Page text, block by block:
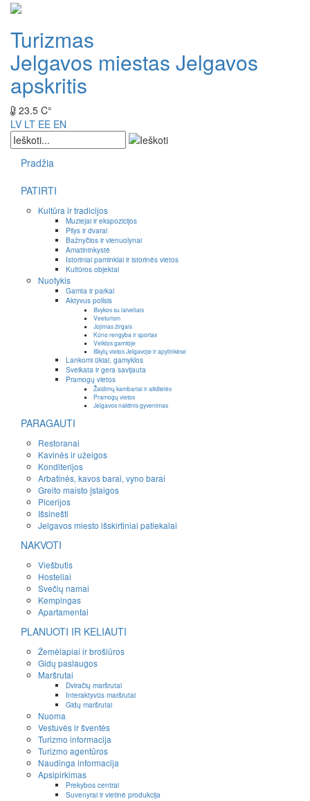
Turizmas
Jelgavos miestas Jelgavos
apskritis
23.5 C°
LV LT EE EN
Pradžia
PATIRTI
Kultūra ir tradicijos
Muziejai ir ekspozicijos
Pilys ir dvarai
Bažnyčios ir vienuolynai
Amatininkystė
Istoriniai paminklai ir istorinės vietos
Kultūros objektai
Nuotykis
Gamta ir parkai
Aktyvus poilsis
Išvykos su laiveliais
Veeturism
Jojimas žirgais
Kūno rengyba ir sportas
Veiklos gamtoje
Iškylų vietos Jelgavoje ir apylinkėse
Lankomi ūkiai, gamyklos
Sveikata ir gera savijauta
Pramogų vietos
Žaidimų kambariai ir aikštelės
Pramogų vietos
Jelgavos naktinis gyvenimas
PARAGAUTI
Restoranai
Kavinės ir užeigos
Konditerijos
Arbatinės, kavos barai, vyno barai
Greito maisto įstaigos
Picerijos
Išsinešti
Jelgavos miesto išskirtiniai patiekalai
NAKVOTI
Viešbutis
Hosteliai
Svečių namai
Kempingas
Apartamentai
PLANUOTI IR KELIAUTI
Žemėlapiai ir brošiūros
Gidų paslaugos
Maršrutai
Dviračių maršrutai
Interaktyvūs maršrutai
Gidų maršrutai
Nuoma
Vestuvės ir šventės
Turizmo informacija
Turizmo agentūros
Naudinga informacija
Apsipirkimas
Prekybos centrai
Suvenyrai ir vietinė produkcija